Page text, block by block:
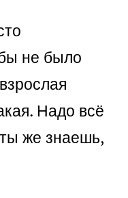
не было
Надо всё
же знаешь,